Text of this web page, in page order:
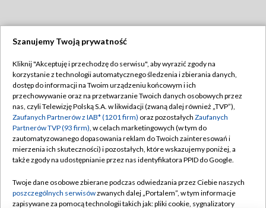
TVP
Abonament TVP
Emisja w TVP
Centrum informacji TVP
Naziemna Telewizja Cyfrowa
Rada Programowa
Regulamin TVP
Polityka prywatności
Moje zgody
Pomoc
Kontakt
Szanujemy Twoją prywatność
Kliknij "Akceptuję i przechodzę do serwisu", aby wyrazić zgody na
korzystanie z technologii automatycznego śledzenia i zbierania danych,
dostęp do informacji na Twoim urządzeniu końcowym i ich
przechowywanie oraz na przetwarzanie Twoich danych osobowych przez
nas, czyli Telewizję Polską S.A. w likwidacji (zwaną dalej również „TVP”),
Zaufanych Partnerów z IAB* (1201 firm) oraz pozostałych Zaufanych
Partnerów TVP (93 firm), w celach marketingowych (w tym do
zautomatyzowanego dopasowania reklam do Twoich zainteresowań i
mierzenia ich skuteczności) i pozostałych, które wskazujemy poniżej, a
także zgody na udostępnianie przez nas identyfikatora PPID do Google.
Twoje dane osobowe zbierane podczas odwiedzania przez Ciebie naszych
poszczególnych serwisówzwanych dalej „Portalem”, w tym informacje
zapisywane za pomocą technologii takich jak: pliki cookie, sygnalizatory